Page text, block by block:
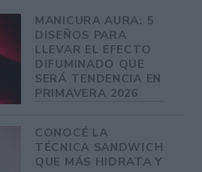
MANICURA AURA: 5
DISEÑOS PARA
LLEVAR EL EFECTO
DIFUMINADO QUE
SERÁ TENDENCIA EN
PRIMAVERA 2026
CONOCÉ LA
TÉCNICA SANDWICH
QUE MÁS HIDRATA Y